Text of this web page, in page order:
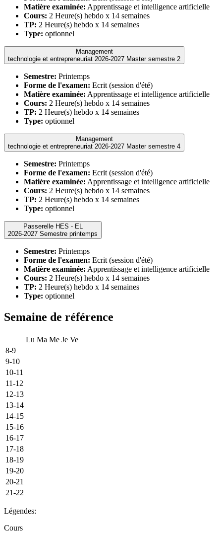
Matière examinée: Apprentissage et intelligence artificielle
Cours: 2 Heure(s) hebdo x 14 semaines
TP: 2 Heure(s) hebdo x 14 semaines
Type: optionnel
Management
technologie et entrepreneuriat 2026-2027 Master semestre 2
Semestre: Printemps
Forme de l'examen: Ecrit (session d'été)
Matière examinée: Apprentissage et intelligence artificielle
Cours: 2 Heure(s) hebdo x 14 semaines
TP: 2 Heure(s) hebdo x 14 semaines
Type: optionnel
Management
technologie et entrepreneuriat 2026-2027 Master semestre 4
Semestre: Printemps
Forme de l'examen: Ecrit (session d'été)
Matière examinée: Apprentissage et intelligence artificielle
Cours: 2 Heure(s) hebdo x 14 semaines
TP: 2 Heure(s) hebdo x 14 semaines
Type: optionnel
Passerelle HES - EL
2026-2027 Semestre printemps
Semestre: Printemps
Forme de l'examen: Ecrit (session d'été)
Matière examinée: Apprentissage et intelligence artificielle
Cours: 2 Heure(s) hebdo x 14 semaines
TP: 2 Heure(s) hebdo x 14 semaines
Type: optionnel
Semaine de référence
Lu Ma Me Je Ve
8-9
9-10
10-11
11-12
12-13
13-14
14-15
15-16
16-17
17-18
18-19
19-20
20-21
21-22
Légendes:
Cours